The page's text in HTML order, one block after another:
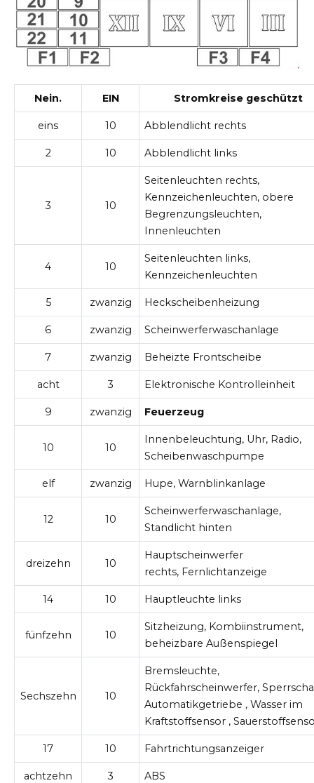
Nein. EIN Stromkreise geschützt
eins 10 Abblendlicht rechts
2 10 Abblendlicht links
3 10
Seitenleuchten rechts,
Kennzeichenleuchten, obere
Begrenzungsleuchten,
Innenleuchten
4 10
Seitenleuchten links,
Kennzeichenleuchten
5 zwanzig Heckscheibenheizung
6 zwanzig Scheinwerferwaschanlage
7 zwanzig Beheizte Frontscheibe
acht 3 Elektronische Kontrolleinheit
9 zwanzig Feuerzeug
10 10
Innenbeleuchtung, Uhr, Radio,
Scheibenwaschpumpe
elf zwanzig Hupe, Warnblinkanlage
12 10
Scheinwerferwaschanlage,
Standlicht hinten
dreizehn 10
Hauptscheinwerfer
rechts, Fernlichtanzeige
14 10 Hauptleuchte links
fünfzehn 10
Sitzheizung, Kombiinstrument,
beheizbare Außenspiegel
Sechszehn 10
Bremsleuchte,
Rückfahrscheinwerfer,
Automatikgetriebe ,Wasser im
Kraftstoffsensor ,
17 10 Fahrtrichtungsanzeiger
achtzehn 3 ABS